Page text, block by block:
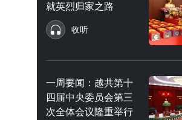
就英烈归家之路
收听
一周要闻：越共第十
四届中央委员会第三
次全体会议隆重举行